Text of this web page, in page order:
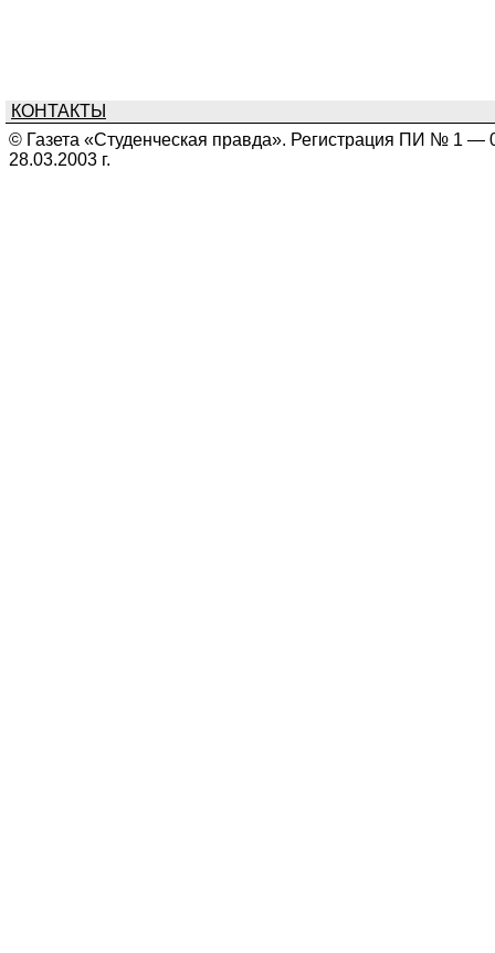
КОНТАКТЫ
© Газета «Студенческая правда». Регистрация ПИ № 1 —
28.03.2003 г.